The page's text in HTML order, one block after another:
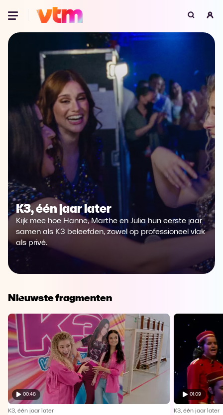
Voor je onze programma's gaat ontdekken,
best je browser updaten of hieronder één
van de ondersteunde browsers
downloaden.
Google Chrome Download
Firefox Download
Safari Download
Microsoft Edge Download
Opera Download
K3, één jaar later
Kijk mee hoe Hanne, Marthe en Julia hun eerste jaar
samen als K3 beleefden, zowel op professioneel vlak
als privé.
Nieuwste fragmenten
00:48
K3, één jaar later
01:09
K3, één jaar later